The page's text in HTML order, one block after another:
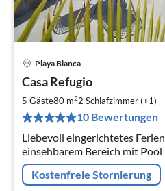
Playa Blanca
Casa Refugio
5 Gäste80 m22 Schlafzimmer (+1)
10 Bewertungen
Liebevoll eingerichtetes
einsehbarem Bereich mit
zauberhaften Papagayo
Kostenfreie Stornierung